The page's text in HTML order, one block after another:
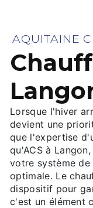
AQUITAINE
Lorsque l'hiver
devient une
que l'expertise
qu'ACS à
votre système
optimale. Le
dispositif pour
c'est un élément